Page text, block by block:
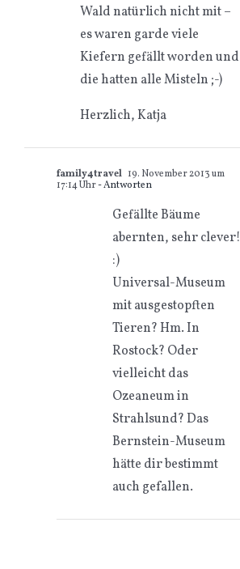
Wald natürlich nicht mit –
es waren garde viele
Kiefern gefällt worden und
die hatten alle Misteln ;-)
Herzlich, Katja
family4travel 19. November 2013 um
17:14 Uhr- Antworten
Gefällte Bäume
abernten, sehr clever!
:)
Universal-Museum
mit ausgestopften
Tieren? Hm. In
Rostock? Oder
vielleicht das
Ozeaneum in
Strahlsund? Das
Bernstein-Museum
hätte dir bestimmt
auch gefallen.